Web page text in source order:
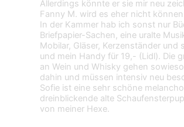
Allerdings könnte er sie mir neu
Fanny M. wird es eher nicht
In der Kammer hab ich sonst nur
Briefpapier-Sachen, eine uralte
Mobilar, Gläser, Kerzenständer und
und mein Handy für 19,- (Lidl). Die
an Wein und Whisky gehen
dahin und müssen intensiv neu
Sofie ist eine sehr schöne
dreinblickende alte
von meiner Hexe.